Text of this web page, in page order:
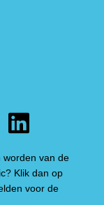
worden van de
Klik dan op
voor de